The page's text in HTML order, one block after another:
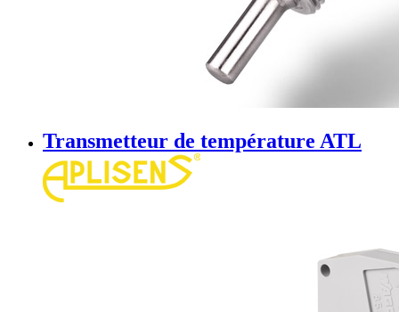
Transmetteur de température ATL